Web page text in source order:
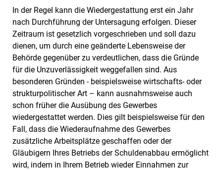
In der Regel kann die Wiedergestattung erst ein Jahr
nach Durchführung der Untersagung erfolgen. Dieser
Zeitraum ist gesetzlich vorgeschrieben und soll dazu
dienen, um durch eine geänderte Lebensweise der
Behörde gegenüber zu verdeutlichen, dass die Gründe
für die Unzuverlässigkeit weggefallen sind. Aus
besonderen Gründen - beispielsweise wirtschafts- oder
strukturpolitischer Art – kann ausnahmsweise auch
schon früher die Ausübung des Gewerbes
wiedergestattet werden. Dies gilt beispielsweise für den
Fall, dass die Wiederaufnahme des Gewerbes
zusätzliche Arbeitsplätze geschaffen oder der
Gläubigern Ihres Betriebs der Schuldenabbau ermöglicht
wird, indem in Ihrem Betrieb wieder Einnahmen zur